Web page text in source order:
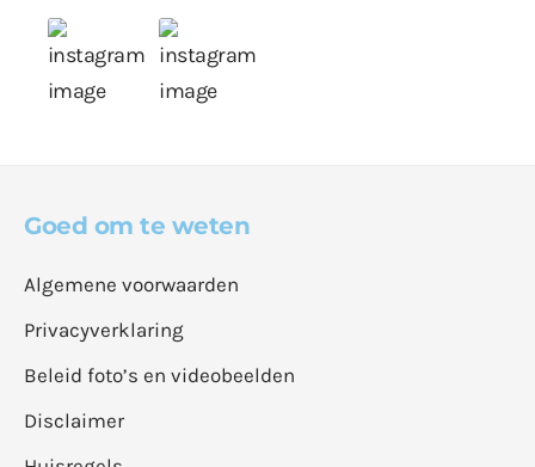
Goed om te weten
Algemene voorwaarden
Privacyverklaring
Beleid foto’s en videobeelden
Disclaimer